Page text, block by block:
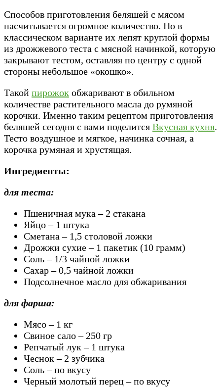
Способов приготовления беляшей с мясом
насчитывается огромное количество. Но в
классическом варианте их лепят круглой формы
из дрожжевого теста с мясной начинкой, которую
закрывают тестом, оставляя по центру с одной
стороны небольшое «окошко».
Такой пирожок обжаривают в обильном
количестве растительного масла до румяной
корочки. Именно таким рецептом приготовления
беляшей сегодня с вами поделится Вкусная кухня.
Тесто воздушное и мягкое, начинка сочная, а
корочка румяная и хрустящая.
Ингредиенты:
для теста:
Пшеничная мука – 2 стакана
Яйцо – 1 штука
Сметана – 1,5 столовой ложки
Дрожжи сухие – 1 пакетик (10 грамм)
Соль – 1/3 чайной ложки
Сахар – 0,5 чайной ложки
Подсолнечное масло для обжаривания
для фарша:
Мясо – 1 кг
Свиное сало – 250 гр
Репчатый лук – 1 штука
Чеснок – 2 зубчика
Соль – по вкусу
Черный молотый перец – по вкусу